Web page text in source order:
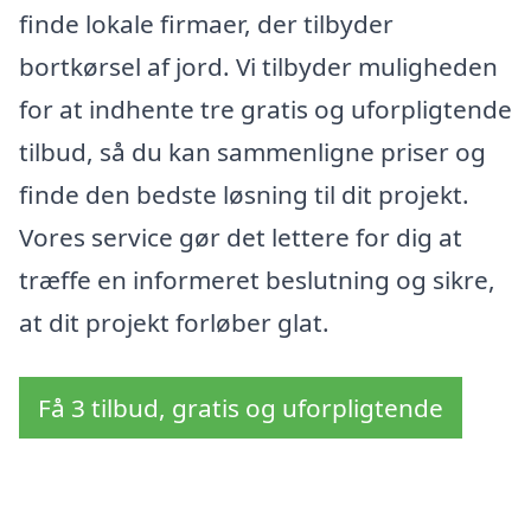
finde lokale firmaer, der tilbyder
bortkørsel af jord. Vi tilbyder muligheden
for at indhente tre gratis og uforpligtende
tilbud, så du kan sammenligne priser og
finde den bedste løsning til dit projekt.
Vores service gør det lettere for dig at
træffe en informeret beslutning og sikre,
at dit projekt forløber glat.
Få 3 tilbud, gratis og uforpligtende